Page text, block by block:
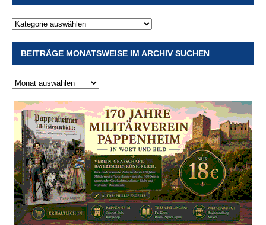
BEITRÄGE MONATSWEISE IM ARCHIV SUCHEN